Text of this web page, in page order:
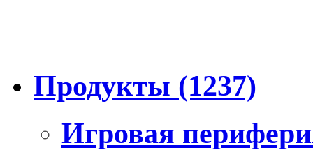
Продукты (1237)
Игровая